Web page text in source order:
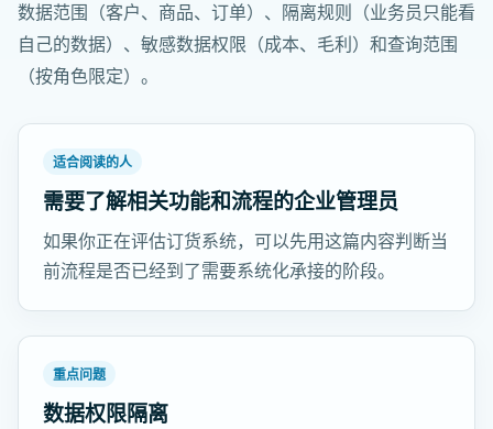
数据范围（客户、商品、订单）、隔离规则（业务员只能看
自己的数据）、敏感数据权限（成本、毛利）和查询范围
（按角色限定）。
适合阅读的人
需要了解相关功能和流程的企业管理员
如果你正在评估订货系统，可以先用这篇内容判断当
前流程是否已经到了需要系统化承接的阶段。
重点问题
数据权限隔离